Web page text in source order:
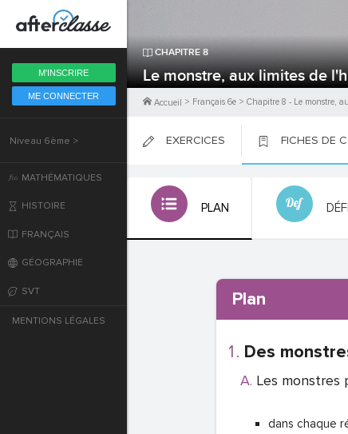
CHAPITRE8
Le monstre, aux limites de
Accueil > Français 6e > Chapitre 8 - Le monstre,
EXERCICES FICHES DE
PLAN
Plan
Des
Les
dans chaque
M'INSCRIRE
ME CONNECTER
Niveau 6ème >
MATHÉMATIQUES
HISTOIRE
FRANÇAIS
GÉOGRAPHIE
SVT
MENTIONS LÉGALES
Fermer
6ème
5ème
3ème
Première